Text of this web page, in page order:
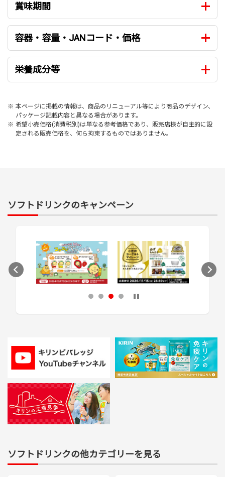
賞味期間
容器・容量・JANコード・価格
栄養成分等
※ 本ページに掲載の情報は、商品のリニューアル等により商品のデザイン、
パッケージ記載内容と異なる場合があります。
※ 希望小売価格(消費税別)は単なる参考価格であり、販売店様が自主的に設
定される販売価格を、何ら拘束するものではありません。
ソフトドリンクのキャンペーン
次のスライドへ
2 3 4
ソフトドリンクの他カテゴリーを見る